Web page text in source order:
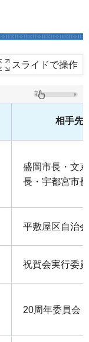
スライドで操作
相手先
盛岡市長・文
長・宇都宮市長
平敷屋区自治会
祝賀会実行委
20周年委員会